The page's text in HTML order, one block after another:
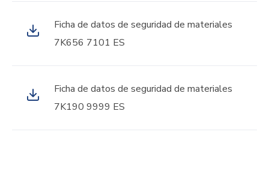
Ficha de datos de seguridad de materiales
7K656 7101 ES
Ficha de datos de seguridad de materiales
7K190 9999 ES